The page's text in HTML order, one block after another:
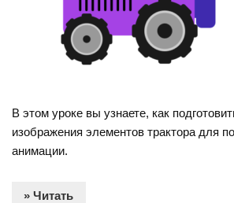
В этом уроке вы узнаете, как
изображения элементов трактора для
анимации.
» Читать